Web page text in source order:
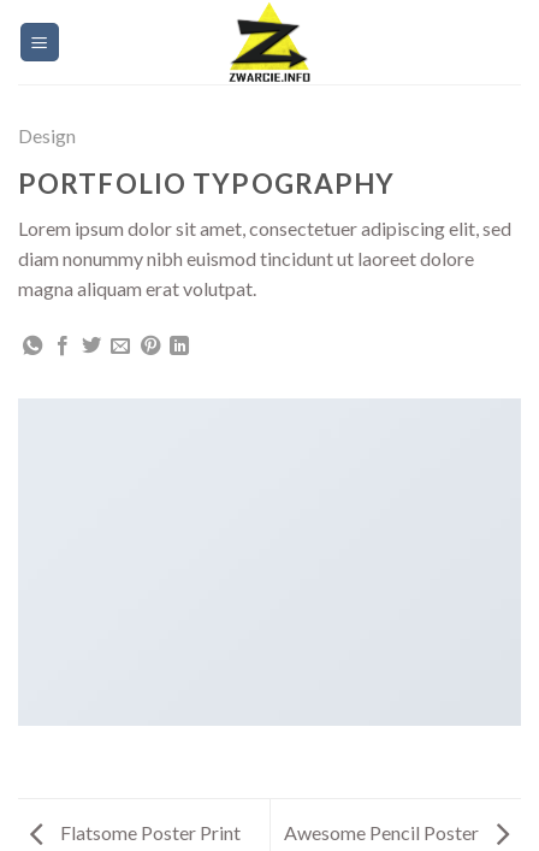
Design
PORTFOLIO TYPOGRAPHY
Lorem ipsum dolor sit amet, consectetuer adipiscing elit, sed
diam nonummy nibh euismod tincidunt ut laoreet dolore
magna aliquam erat volutpat.
Flatsome Poster Print Awesome Pencil Poster